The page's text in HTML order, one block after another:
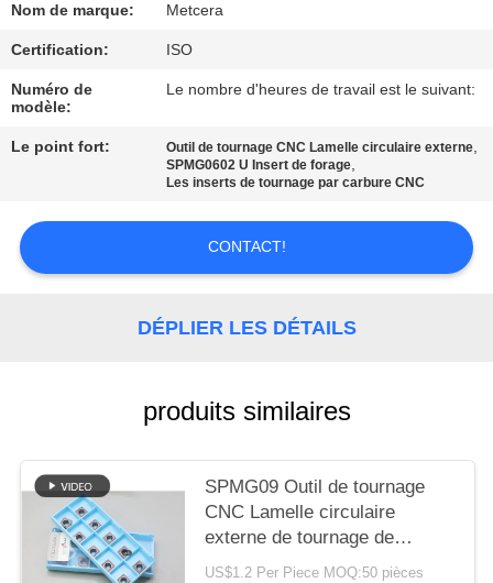
DEMANDEZ
UN DEVIS
PLAN
SITE
POLITIQUE
Nom de marque: Metcera
Certification: ISO
Numéro de
modèle:
Le nombre d'heures de travail est le suivant:
Le point fort: Outil de tournage CNC Lamelle circulaire externe,
SPMG0602 U Insert de forage,
Les inserts de tournage par carbure CNC
CONTACT!
DÉPLIER LES DÉTAILS
produits similaires
SPMG09 Outil de tournage
CNC Lamelle circulaire
externe de tournage de
carbure CNC inserts U
US$1.2 Per Piece MOQ:50 pièces